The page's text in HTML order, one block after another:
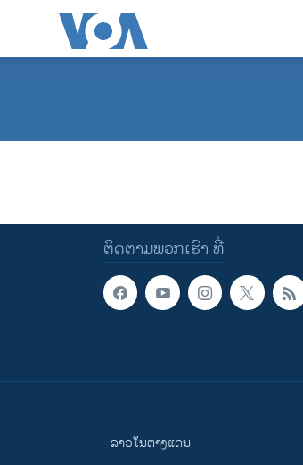
ຕິດຕາມພວກເຮົາ ທີ່
ລາວໃນຕ່າງແດນ